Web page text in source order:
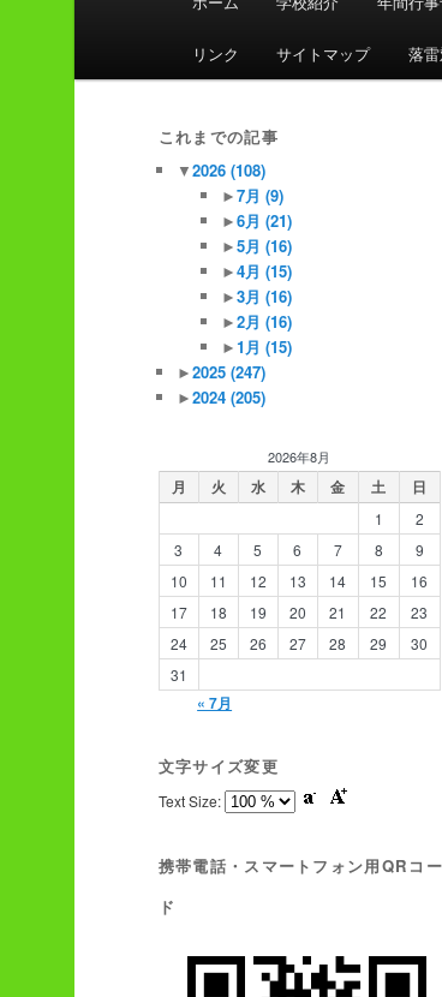
メ
リンク サイトマップ 落
これまでの記事
▼2026 (108)
►7月(9)
►6月(21)
►5月(16)
►4月(15)
►3月(16)
►2月(16)
►1月(15)
►2025 (247)
►2024 (205)
2026年8月
月 火 水 木 金 土 日
1
2
3
4 5 6 7 8
9
10
11 12 13 14 15
16
17
18 19 20 21 22
23
24
25 26 27 28 29
30
31
« 7月
文字サイズ変更
Text Size:
携帯電話・スマートフォン用QRコー
ド